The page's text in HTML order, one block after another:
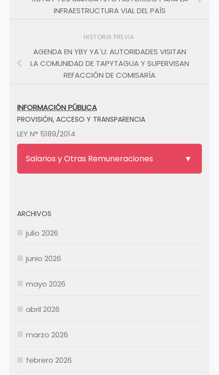
INFRAESTRUCTURA VIAL DEL PAÍS
HISTORIA PREVIA
AGENDA EN YBY YA´U: AUTORIDADES VISITAN
LA COMUNIDAD DE TAPYTAGUA Y SUPERVISAN
REFACCIÓN DE COMISARÍA
INFORMACIÓN PÚBLICA
PROVISIÓN, ACCESO Y TRANSPARENCIA
LEY N° 5189/2014
Salarios y Otras Remuneraciones
Enero
Marzo
ARCHIVOS
julio 2026
junio 2026
mayo 2026
abril 2026
marzo 2026
febrero 2026